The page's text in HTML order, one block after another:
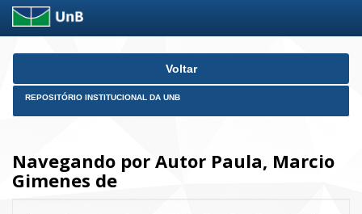
Skip
Voltar
REPOSITÓRIO INSTITUCIONAL DA UNB
Navegando por Autor Paula, Marcio
Gimenes de